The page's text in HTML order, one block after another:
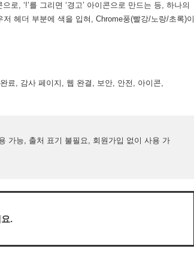
로, ‘!’를 그리면 ‘경고’ 아이콘으로 만드는 등, 하나의
헤더 부분에 색을 입혀, Chrome풍(빨강/노랑/초록)이
료, 감사 페이지, 웹 완결, 보안, 안전, 아이콘,
가능, 출처 표기 불필요, 회원가입 없이 사용 가
.